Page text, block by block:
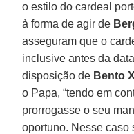
o estilo do cardeal
à forma de agir de
asseguram que o
inclusive antes da
disposição de Bento
o Papa, “tendo em
prorrogasse o seu
oportuno. Nesse caso